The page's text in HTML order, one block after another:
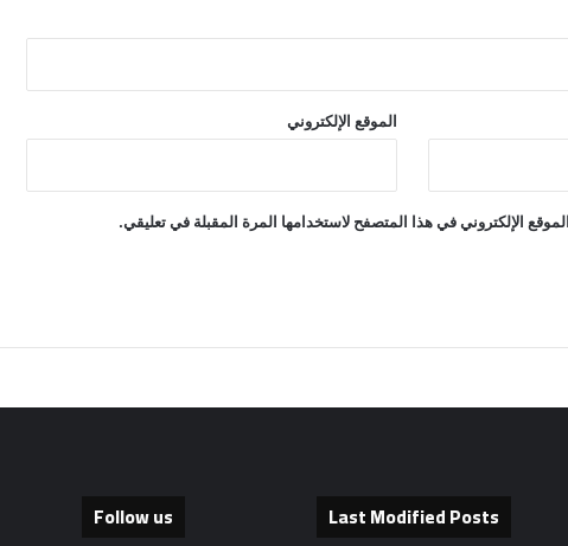
الموقع الإلكتروني
الإلكتروني في هذا المتصفح لاستخدامها المرة المقبلة في تعليقي.
Last Modified Posts
Follow us